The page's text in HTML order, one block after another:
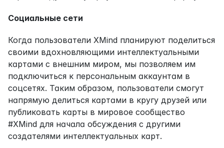
Социальные сети
Когда пользователи XMind планируют поделиться
своими вдохновляющими интеллектуальными
картами с внешним миром, мы позволяем им
подключиться к персональным аккаунтам в
соцсетях. Таким образом, пользователи смогут
напрямую делиться картами в кругу друзей или
публиковать карты в мировое сообщество
#XMind для начала обсуждения с другими
создателями интеллектуальных карт.